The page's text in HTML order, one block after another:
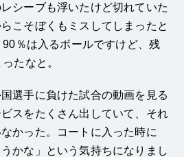
シーブも浮いたけど切れていた
こそぼくもミスしてしまったと
％は入るボールですけど、残
たなと。
選手に負けた試合の動画を見る
スをたくさん出していて、それ
かった。コートに入った時に
かな」という気持ちになりまし